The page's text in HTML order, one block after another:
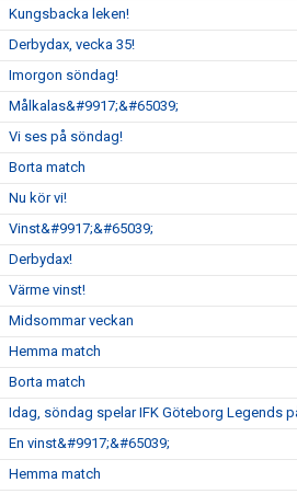
Kungsbacka leken!
Derbydax, vecka 35!
Imorgon söndag!
Målkalas&#9917;&#65039;
Vi ses på söndag!
Borta match
Nu kör vi!
Vinst&#9917;&#65039;
Derbydax!
Värme vinst!
Midsommar veckan
Hemma match
Borta match
Idag, söndag spelar IFK Göteborg Legends
En vinst&#9917;&#65039;
Hemma match